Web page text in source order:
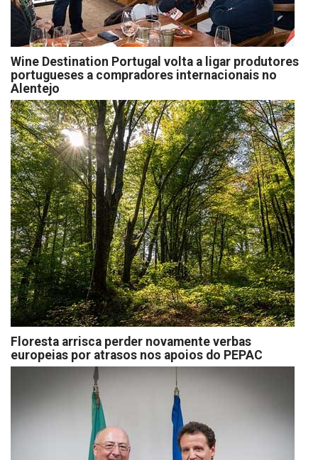
Wine Destination Portugal volta a ligar produtores
portugueses a compradores internacionais no
Alentejo
Floresta arrisca perder novamente verbas
europeias por atrasos nos apoios do PEPAC